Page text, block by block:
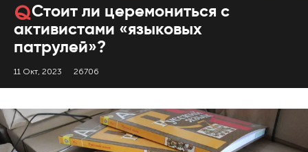
Стоит ли церемониться с
активистами «языковых
патрулей»?
11 Окт, 2023 26706